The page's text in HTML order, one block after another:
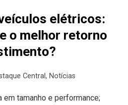
elétricos:
o melhor retorno
Central, Notícias
em tamanho e performance;